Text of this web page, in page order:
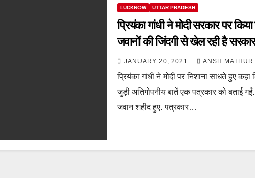
LUCKNOW UTTAR PRADESH
प्रियंका गांधी ने मोदी सरकार पर
जवानों की जिंदगी से खेल रही है
JANUARY 20, 2021 ANSH MATHUR
प्रियंका गांधी ने मोदी पर निशाना साधते हुए
जुड़ी अतिगोपनीय बातें एक पत्रकार को बताई
जवान शहीद हुए. पत्रकार…